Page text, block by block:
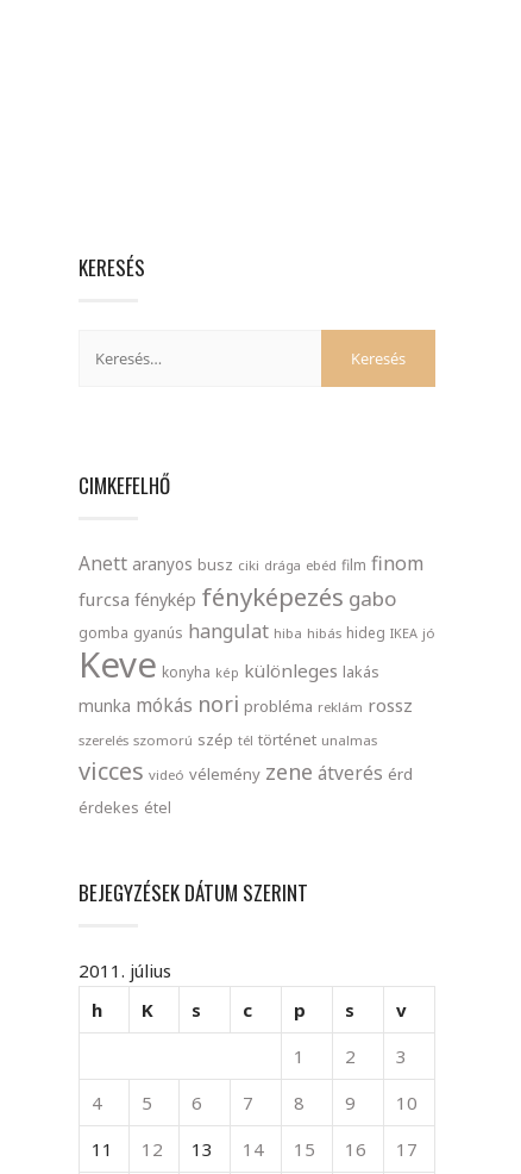
KERESÉS
CIMKEFELHŐ
Anett aranyos busz ciki drága ebéd film finom
furcsa fénykép fényképezés gabo
gomba gyanús hangulat hiba hibás hideg IKEA jó
Keve konyha kép különleges lakás
munka mókás nori probléma reklám rossz
szerelés szomorú szép tél történet unalmas
vicces videó vélemény zene átverés érd
érdekes étel
BEJEGYZÉSEK DÁTUM SZERINT
2011. július
h
K s c p s
v
1
2
3
4
5 6 7 8 9
10
11
12 13 14 15 16
17